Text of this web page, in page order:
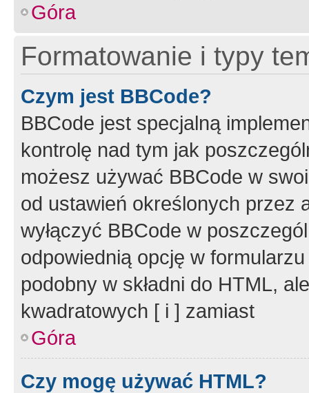
Góra
Formatowanie i typy
Czym jest BBCode?
BBCode jest specjalną
kontrolę nad tym jak
możesz używać BBCode w
od ustawień określonych przez
wyłączyć BBCode w
odpowiednią opcję w
podobny w składni do HTML,
kwadratowych [ i ] zamiast
Góra
Czy mogę używać HTML?